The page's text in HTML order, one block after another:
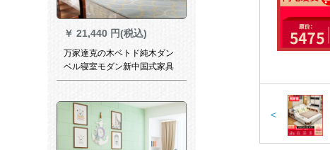
￥ 21,440 円(税込)
万家達克の木ベトド純木ダン
ベル寝室モダン新中国式家具
1.8メトル1.5 m純木ベド寝室
ベド1200 mm*2000 mm
<